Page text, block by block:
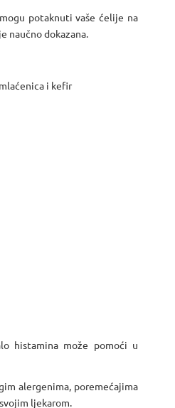
potaknuti vaše ćelije na
naučno dokazana.
i kefir
histamina može pomoći u
alergenima, poremećajima
ljekarom.